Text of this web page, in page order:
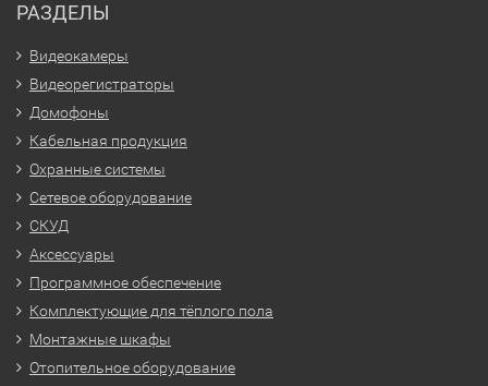
РАЗДЕЛЫ
Видеокамеры
Видеорегистраторы
Домофоны
Кабельная продукция
Охранные системы
Сетевое оборудование
СКУД
Аксессуары
Программное обеспечение
Комплектующие для тёплого пола
Монтажные шкафы
Отопительное оборудование